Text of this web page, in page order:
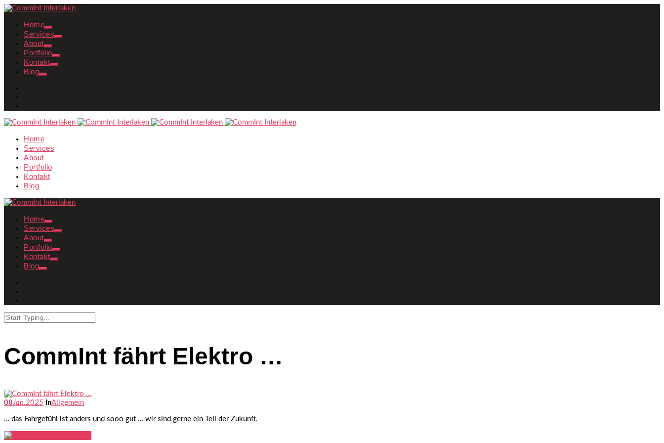
Home
Services
About
Portfolio
Kontakt
Blog
Home
Services
About
Portfolio
Kontakt
Blog
Home
Services
About
Portfolio
Kontakt
Blog
CommInt fährt Elektro …
08Jan. 2025 InAllgemein
… das Fahrgefühl ist anders und sooo gut … wir sind gerne ein Teil der Zukunft.